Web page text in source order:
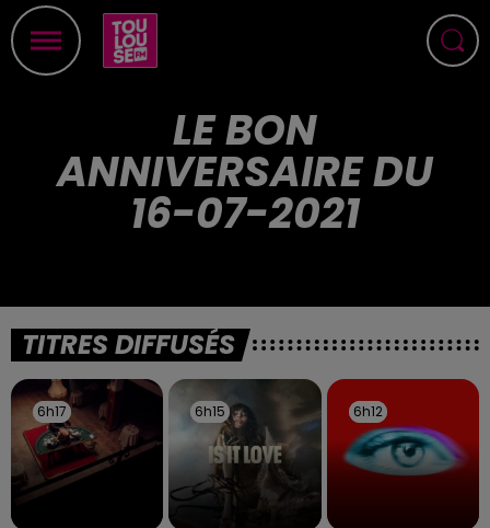
LE BON
ANNIVERSAIRE DU
16-07-2021
TITRES DIFFUSÉS
6h17
6h17 6h15
6h15 6h12
6h12